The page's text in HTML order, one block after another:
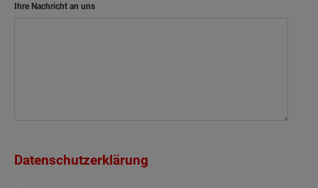
Ihre Nachricht an uns
Datenschutzerklärung